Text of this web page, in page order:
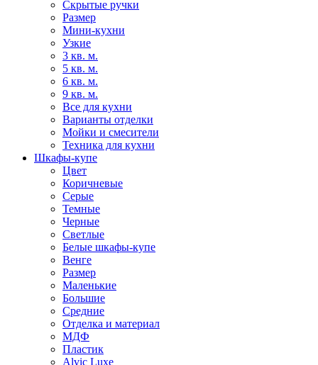
Скрытые ручки
Размер
Мини-кухни
Узкие
3 кв. м.
5 кв. м.
6 кв. м.
9 кв. м.
Все для кухни
Варианты отделки
Мойки и смесители
Техника для кухни
Шкафы-купе
Цвет
Коричневые
Серые
Темные
Черные
Светлые
Белые шкафы-купе
Венге
Размер
Маленькие
Большие
Средние
Отделка и материал
МДФ
Пластик
Alvic Luxe